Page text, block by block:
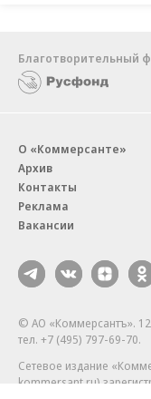
Благотворительный
О «Коммерсанте»
Архив
Контакты
Реклама
Вакансии
© АО «Коммерсантъ».
тел. +7 (495) 797-69-70.
Сетевое издание
kommersant.ru)